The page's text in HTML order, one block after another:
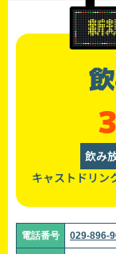
飲み
キャストドリン
電話番号 029-896-